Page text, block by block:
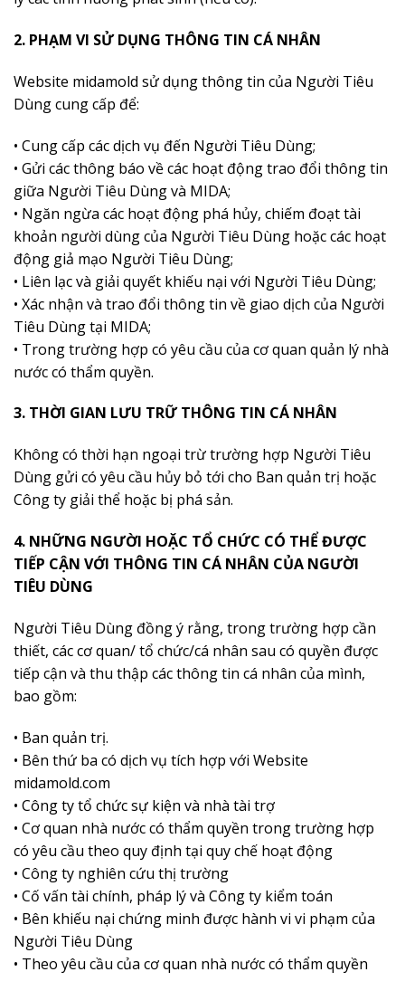
2. PHẠM VI SỬ DỤNG THÔNG TIN CÁ NHÂN
Website midamold sử dụng thông tin của Người Tiêu
Dùng cung cấp để:
• Cung cấp các dịch vụ đến Người Tiêu Dùng;
• Gửi các thông báo về các hoạt động trao đổi thông tin
giữa Người Tiêu Dùng và MIDA;
• Ngăn ngừa các hoạt động phá hủy, chiếm đoạt tài
khoản người dùng của Người Tiêu Dùng hoặc các hoạt
động giả mạo Người Tiêu Dùng;
• Liên lạc và giải quyết khiếu nại với Người Tiêu Dùng;
• Xác nhận và trao đổi thông tin về giao dịch của Người
Tiêu Dùng tại MIDA;
• Trong trường hợp có yêu cầu của cơ quan quản lý nhà
nước có thẩm quyền.
3. THỜI GIAN LƯU TRỮ THÔNG TIN CÁ NHÂN
Không có thời hạn ngoại trừ trường hợp Người Tiêu
Dùng gửi có yêu cầu hủy bỏ tới cho Ban quản trị hoặc
Công ty giải thể hoặc bị phá sản.
4. NHỮNG NGƯỜI HOẶC TỔ CHỨC CÓ THỂ ĐƯỢC
TIẾP CẬN VỚI THÔNG TIN CÁ NHÂN CỦA NGƯỜI
TIÊU DÙNG
Người Tiêu Dùng đồng ý rằng, trong trường hợp cần
thiết, các cơ quan/ tổ chức/cá nhân sau có quyền được
tiếp cận và thu thập các thông tin cá nhân của mình,
bao gồm:
• Ban quản trị.
• Bên thứ ba có dịch vụ tích hợp với Website
midamold.com
• Công ty tổ chức sự kiện và nhà tài trợ
• Cơ quan nhà nước có thẩm quyền trong trường hợp
có yêu cầu theo quy định tại quy chế hoạt động
• Công ty nghiên cứu thị trường
• Cố vấn tài chính, pháp lý và Công ty kiểm toán
• Bên khiếu nại chứng minh được hành vi vi phạm của
Người Tiêu Dùng
• Theo yêu cầu của cơ quan nhà nước có thẩm quyền